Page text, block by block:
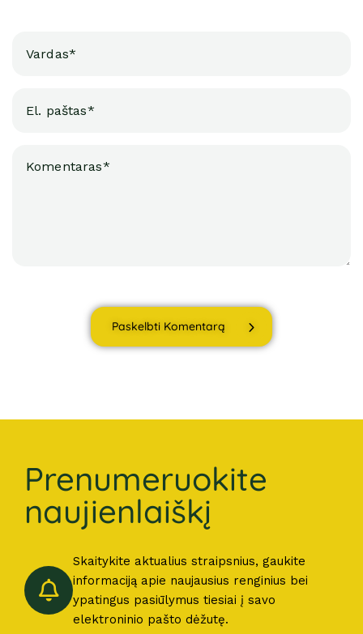
Paskelbti Komentarą
Prenumeruokite
naujienlaiškį
Skaitykite aktualius straipsnius, gaukite
informaciją apie naujausius renginius bei
ypatingus pasiūlymus tiesiai į savo
elektroninio pašto dėžutę.